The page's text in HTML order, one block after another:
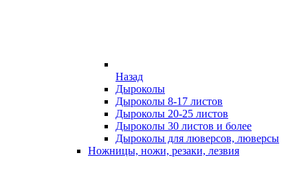
Назад
Дыроколы
Дыроколы 8-17 листов
Дыроколы 20-25 листов
Дыроколы 30 листов и более
Дыроколы для люверсов, люверсы
Ножницы, ножи, резаки, лезвия